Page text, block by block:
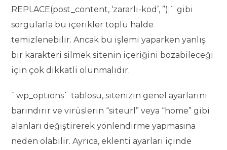
REPLACE(post_content, ‘zararli-kod’, ”);` gibi
sorgularla bu içerikler toplu halde
temizlenebilir. Ancak bu işlemi yaparken yanlış
bir karakteri silmek sitenin içeriğini bozabileceği
için çok dikkatli olunmalıdır.
`wp_options` tablosu, sitenizin genel ayarlarını
barındırır ve virüslerin “siteurl” veya “home” gibi
alanları değiştirerek yönlendirme yapmasına
neden olabilir. Ayrıca, eklenti ayarları içinde